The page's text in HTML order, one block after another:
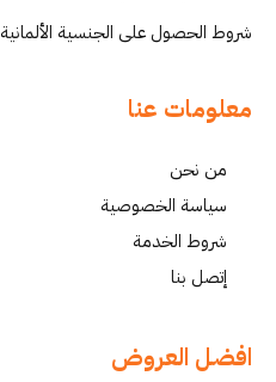
شروط الحصول على الجنسية الألمانية 2026 والجنسية المزدوجة
معلومات عنا
من نحن
سياسة الخصوصية
شروط الخدمة
إتصل بنا
افضل العروض